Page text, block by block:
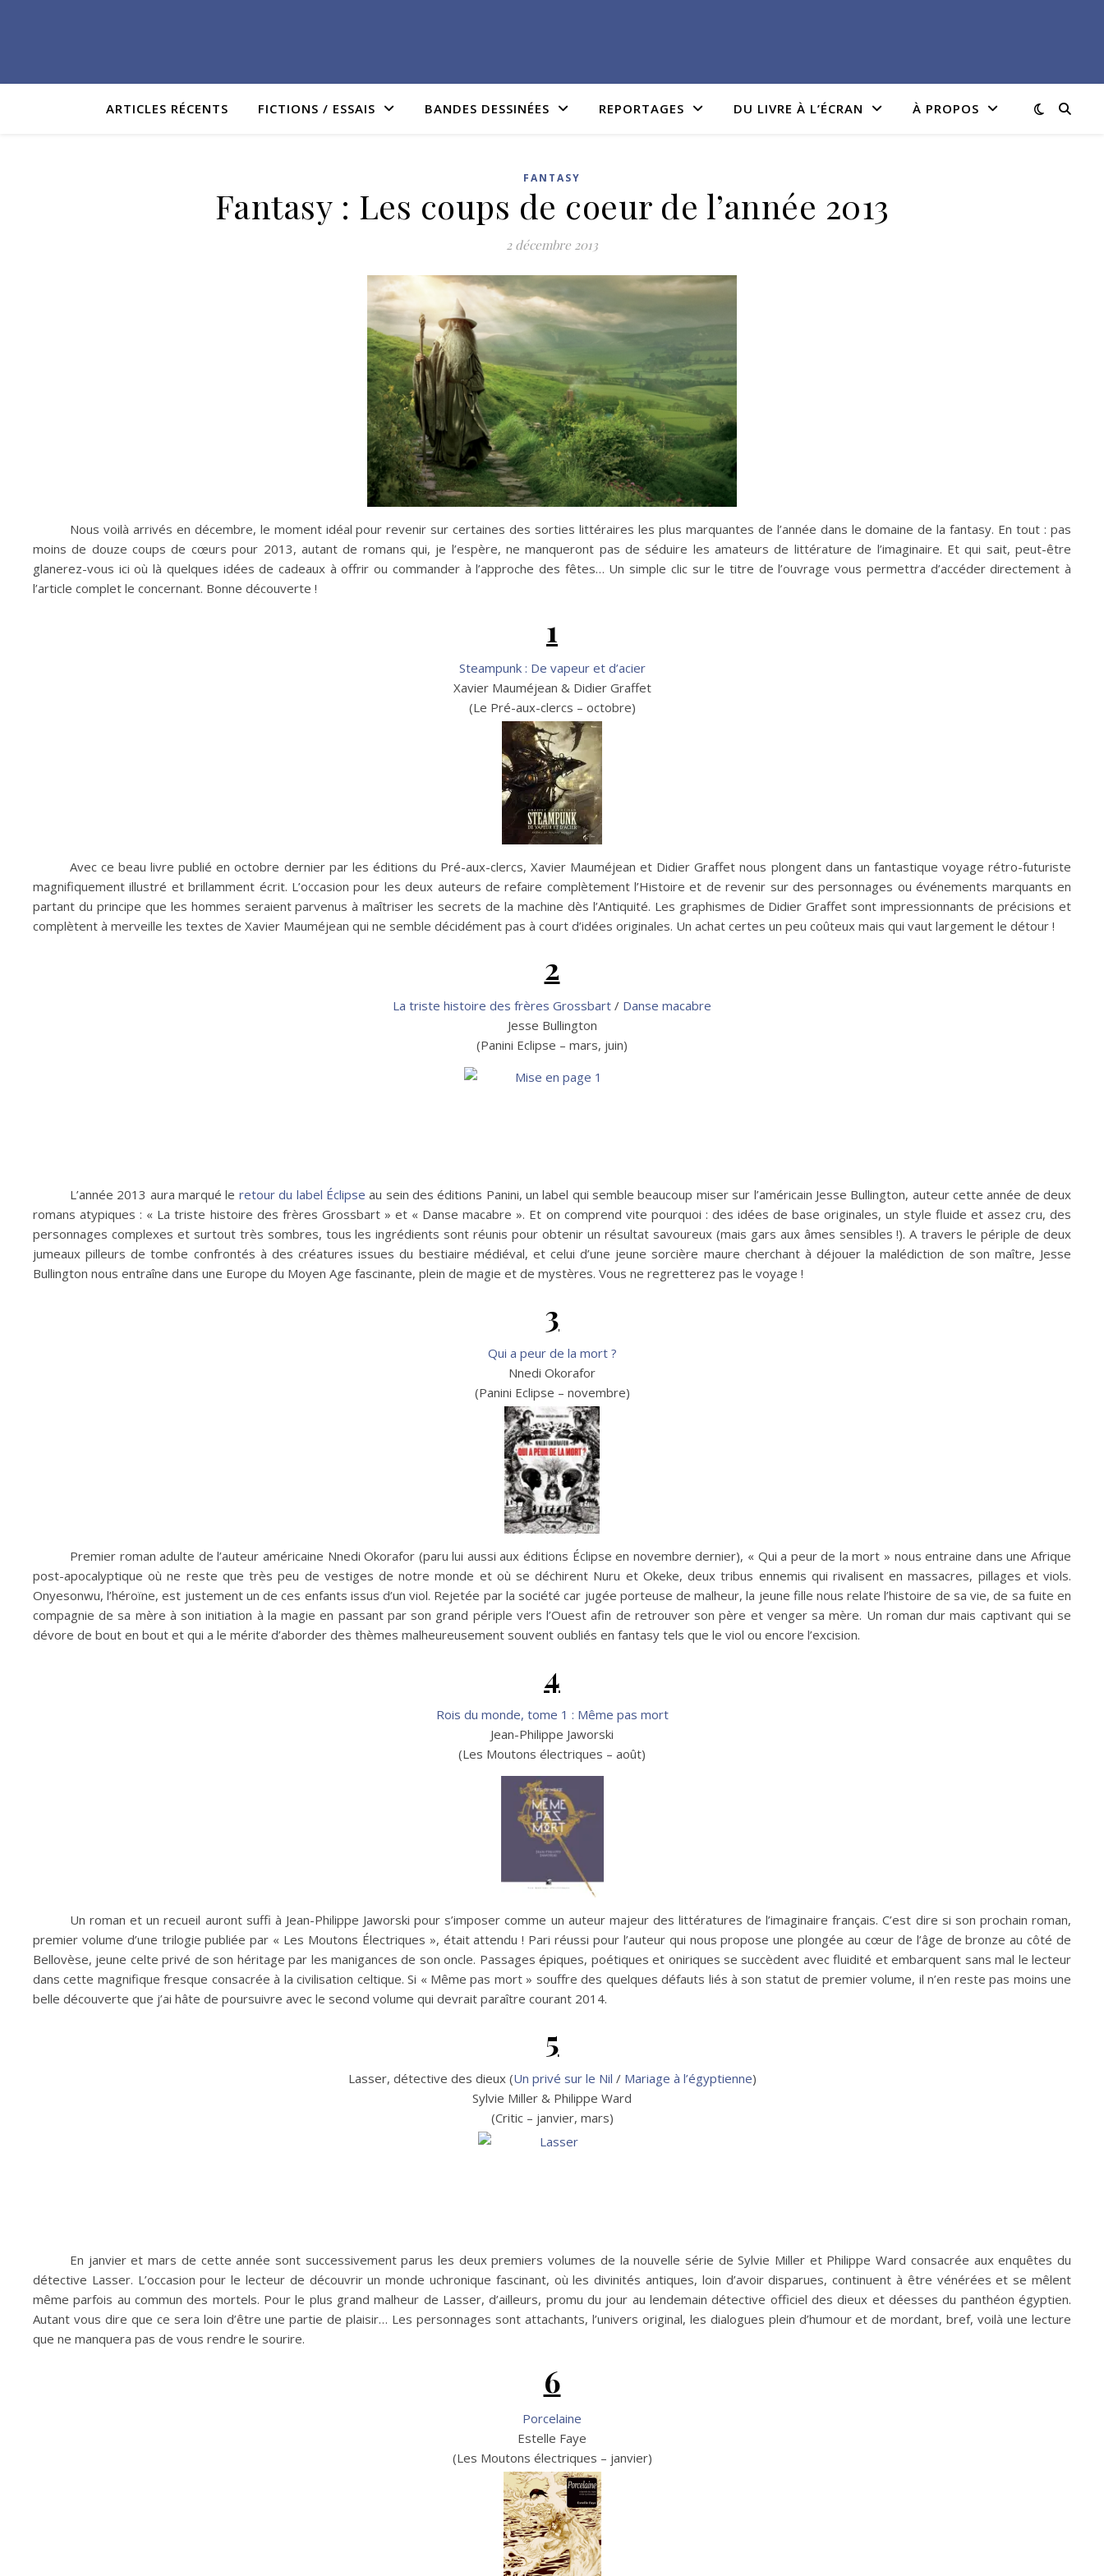
ARTICLES RÉCENTS FICTIONS / ESSAIS BANDES DESSINÉES REPORTAGES DU LIVRE À L’ÉCRAN À PROPOS
FANTASY
Fantasy : Les coups de coeur de l’année 2013
2 décembre 2013
Nous voilà arrivés en décembre, le moment idéal pour revenir sur certaines des sorties littéraires les plus marquantes de l’année dans le domaine de la fantasy. En tout : pas
moins de douze coups de cœurs pour 2013, autant de romans qui, je l’espère, ne manqueront pas de séduire les amateurs de littérature de l’imaginaire. Et qui sait, peut-être
glanerez-vous ici où là quelques idées de cadeaux à offrir ou commander à l’approche des fêtes… Un simple clic sur le titre de l’ouvrage vous permettra d’accéder directement à
l’article complet le concernant. Bonne découverte !
1
Steampunk : De vapeur et d’acier
Xavier Mauméjean & Didier Graffet
(Le Pré-aux-clercs – octobre)
Avec ce beau livre publié en octobre dernier par les éditions du Pré-aux-clercs, Xavier Mauméjean et Didier Graffet nous plongent dans un fantastique voyage rétro-futuriste
magnifiquement illustré et brillamment écrit. L’occasion pour les deux auteurs de refaire complètement l’Histoire et de revenir sur des personnages ou événements marquants en
partant du principe que les hommes seraient parvenus à maîtriser les secrets de la machine dès l’Antiquité. Les graphismes de Didier Graffet sont impressionnants de précisions et
complètent à merveille les textes de Xavier Mauméjean qui ne semble décidément pas à court d’idées originales. Un achat certes un peu coûteux mais qui vaut largement le détour !
2
La triste histoire des frères Grossbart / Danse macabre
Jesse Bullington
(Panini Eclipse – mars, juin)
L’année 2013 aura marqué le retour du label Éclipse au sein des éditions Panini, un label qui semble beaucoup miser sur l’américain Jesse Bullington, auteur cette année de deux
romans atypiques : « La triste histoire des frères Grossbart » et « Danse macabre ». Et on comprend vite pourquoi : des idées de base originales, un style fluide et assez cru, des
personnages complexes et surtout très sombres, tous les ingrédients sont réunis pour obtenir un résultat savoureux (mais gars aux âmes sensibles !). A travers le périple de deux
jumeaux pilleurs de tombe confrontés à des créatures issues du bestiaire médiéval, et celui d’une jeune sorcière maure cherchant à déjouer la malédiction de son maître, Jesse
Bullington nous entraîne dans une Europe du Moyen Age fascinante, plein de magie et de mystères. Vous ne regretterez pas le voyage !
3
Qui a peur de la mort ?
Nnedi Okorafor
(Panini Eclipse – novembre)
Premier roman adulte de l’auteur américaine Nnedi Okorafor (paru lui aussi aux éditions Éclipse en novembre dernier), « Qui a peur de la mort » nous entraine dans une Afrique
post-apocalyptique où ne reste que très peu de vestiges de notre monde et où se déchirent Nuru et Okeke, deux tribus ennemis qui rivalisent en massacres, pillages et viols.
Onyesonwu, l’héroïne, est justement un de ces enfants issus d’un viol. Rejetée par la société car jugée porteuse de malheur, la jeune fille nous relate l’histoire de sa vie, de sa fuite en
compagnie de sa mère à son initiation à la magie en passant par son grand périple vers l’Ouest afin de retrouver son père et venger sa mère. Un roman dur mais captivant qui se
dévore de bout en bout et qui a le mérite d’aborder des thèmes malheureusement souvent oubliés en fantasy tels que le viol ou encore l’excision.
4
Rois du monde, tome 1 : Même pas mort
Jean-Philippe Jaworski
(Les Moutons électriques – août)
Un roman et un recueil auront suffi à Jean-Philippe Jaworski pour s’imposer comme un auteur majeur des littératures de l’imaginaire français. C’est dire si son prochain roman,
premier volume d’une trilogie publiée par « Les Moutons Électriques », était attendu ! Pari réussi pour l’auteur qui nous propose une plongée au cœur de l’âge de bronze au côté de
Bellovèse, jeune celte privé de son héritage par les manigances de son oncle. Passages épiques, poétiques et oniriques se succèdent avec fluidité et embarquent sans mal le lecteur
dans cette magnifique fresque consacrée à la civilisation celtique. Si « Même pas mort » souffre des quelques défauts liés à son statut de premier volume, il n’en reste pas moins une
belle découverte que j’ai hâte de poursuivre avec le second volume qui devrait paraître courant 2014.
5
Lasser, détective des dieux (Un privé sur le Nil / Mariage à l’égyptienne)
Sylvie Miller & Philippe Ward
(Critic – janvier, mars)
En janvier et mars de cette année sont successivement parus les deux premiers volumes de la nouvelle série de Sylvie Miller et Philippe Ward consacrée aux enquêtes du
détective Lasser. L’occasion pour le lecteur de découvrir un monde uchronique fascinant, où les divinités antiques, loin d’avoir disparues, continuent à être vénérées et se mêlent
même parfois au commun des mortels. Pour le plus grand malheur de Lasser, d’ailleurs, promu du jour au lendemain détective officiel des dieux et déesses du panthéon égyptien.
Autant vous dire que ce sera loin d’être une partie de plaisir… Les personnages sont attachants, l’univers original, les dialogues plein d’humour et de mordant, bref, voilà une lecture
que ne manquera pas de vous rendre le sourire.
6
Porcelaine
Estelle Faye
(Les Moutons électriques – janvier)